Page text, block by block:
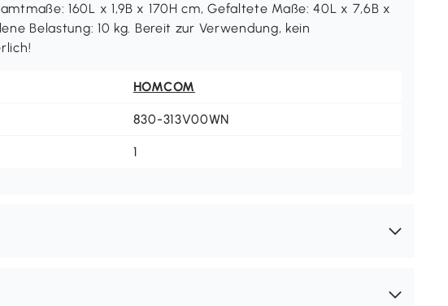
160L x 1,9B x 170H cm, Gefaltete Maße: 40L x 7,6B x
Belastung: 10 kg. Bereit zur Verwendung, kein
HOMCOM
830-313V00WN
1